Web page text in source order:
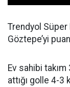
Trendyol Süper
Göztepe’yi
Ev sahibi
attığı golle 4-3